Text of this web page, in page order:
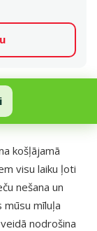
Silikona
košļājamā
visu laiku ļoti
nešana un
mīluļa
nodrošina